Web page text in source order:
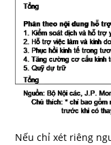
Nếu chỉ xét riêng